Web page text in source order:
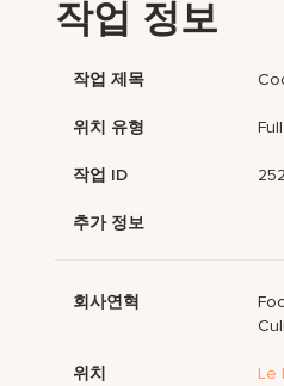
작업 정보
작업 제목
위치 유형
작업 ID
추가 정보
회사연혁
위치
Le